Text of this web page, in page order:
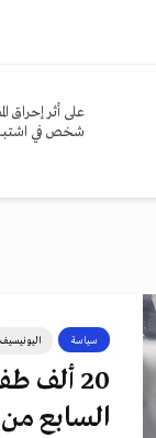
على أثر إحراق
شخص في
سياسة اليونيسيف
20 ألف
السابع من